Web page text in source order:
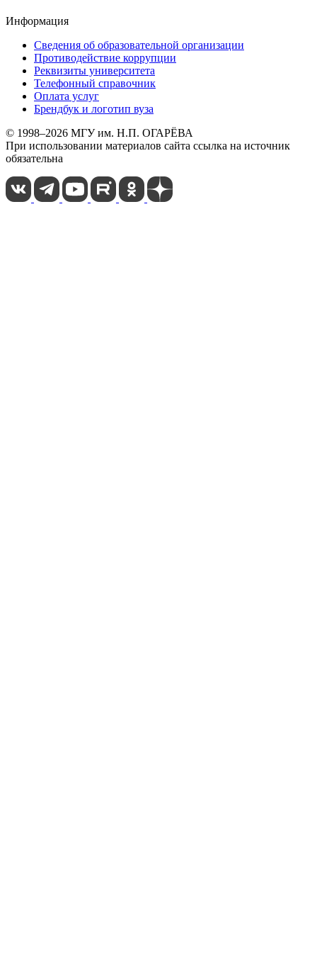
Информация
Сведения об образовательной организации
Противодействие коррупции
Реквизиты университета
Телефонный справочник
Оплата услуг
Брендбук и логотип вуза
© 1998–2026 МГУ им. Н.П. ОГАРЁВА
При использовании материалов сайта ссылка на источник
обязательна